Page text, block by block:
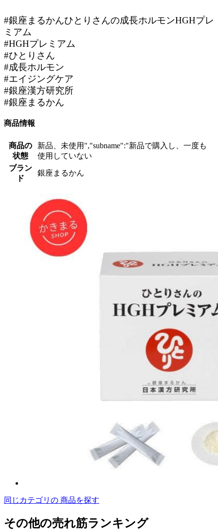
#銀座まるかんひとりさんの成長ホルモンHGHプレ
ミアム
#HGHプレミアム
#ひとりさん
#成長ホルモン
#エイジングケア
#銀座漢方研究所
#銀座まるかん
商品情報
商品の
状態
新品、未使用","subname":"新品で購入し、一度も
使用していない
ブラン
ド
銀座まるかん
同じカテゴリの 商品を探す
その他の売れ筋ランキング